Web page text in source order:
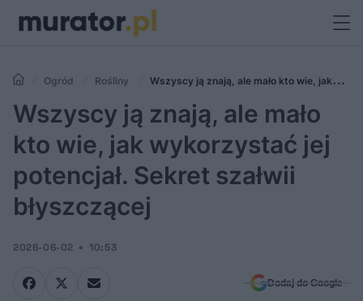
Ogród Rośliny
Wszyscy ją znają, ale mało kto wie, jak
wykorzystać jej potencjał. Sekret szałwii błyszczącej
Wszyscy ją znają, ale mało
kto wie, jak wykorzystać jej
potencjał. Sekret szałwii
błyszczącej
2026-06-02 10:53
Dodaj do Google